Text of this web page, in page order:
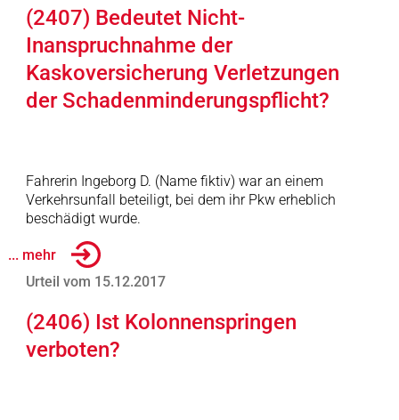
(2407) Bedeutet Nicht-
Inanspruchnahme der
Kaskoversicherung Verletzungen
der Schadenminderungspflicht?
Fahrerin Ingeborg D. (Name fiktiv) war an einem
Verkehrsunfall beteiligt, bei dem ihr Pkw erheblich
beschädigt wurde.
... mehr
Urteil vom 15.12.2017
(2406) Ist Kolonnenspringen
verboten?